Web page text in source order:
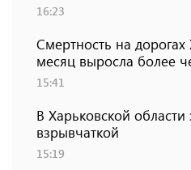
16:23
Смертность на
месяц выросла более
15:41
В Харьковской
взрывчаткой
15:19